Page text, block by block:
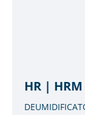
HR | HRM